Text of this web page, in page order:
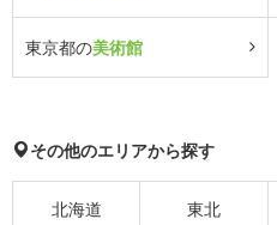
東京都の美術館
その他のエリアから探す
北海道 東北